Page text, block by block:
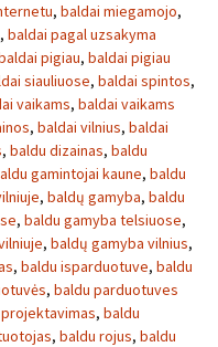
, baldai miegamojo,
, baldai pagal uzsakyma
pigiau, baldai pigiau
siauliuose, baldai spintos,
vaikams, baldai vaikams
, baldai vilnius, baldai
, baldu dizainas, baldu
gamintojai kaune, baldu
, baldų gamyba, baldu
, baldu gamyba telsiuose,
, baldų gamyba vilnius,
, baldu isparduotuve, baldu
, baldu parduotuves
, baldu
, baldu rojus, baldu